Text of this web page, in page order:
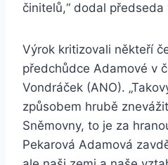
činitelů,“ dodal předseda
Výrok kritizovali někteří
předchůdce Adamové v
Vondráček (ANO).
způsobem hrubě
Sněmovny, to je za
Pekarová Adamová